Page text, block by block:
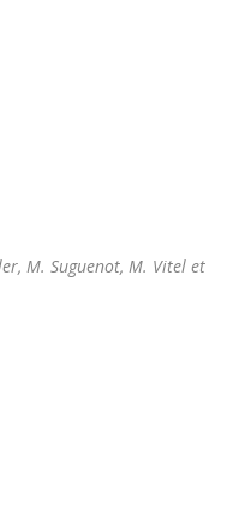
M. Suguenot, M. Vitel et